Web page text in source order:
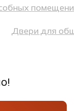
помещений
Двери для